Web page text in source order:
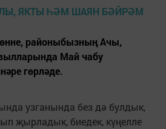
районыбызның Ачы,
Май чабу
гөрләде.
узганында без дә булдык,
җырладык, биедек, күңелле